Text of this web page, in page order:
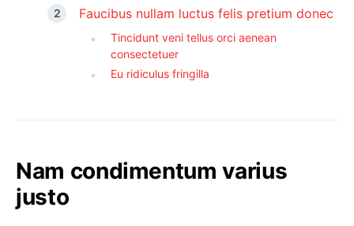
Faucibus nullam luctus felis pretium donec
Tincidunt veni tellus orci aenean
consectetuer
Eu ridiculus fringilla
Nam condimentum varius
justo